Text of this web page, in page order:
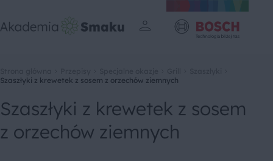
Szaszłyki z krewetek z sosem z orzechów ziemnych
Szaszłyki z krewetek z sosem
z orzechów ziemnych